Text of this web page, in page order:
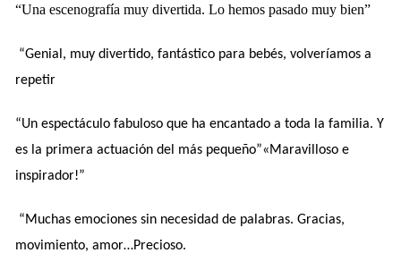
“Una escenografía muy divertida. Lo hemos pasado muy bien”
“Genial, muy divertido, fantástico para bebés, volveríamos a
repetir
“Un espectáculo fabuloso que ha encantado a toda la familia. Y
es la primera actuación del más pequeño”«Maravilloso e
inspirador!”
“Muchas emociones sin necesidad de palabras. Gracias,
movimiento, amor…Precioso.